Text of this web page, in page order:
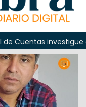
investigue